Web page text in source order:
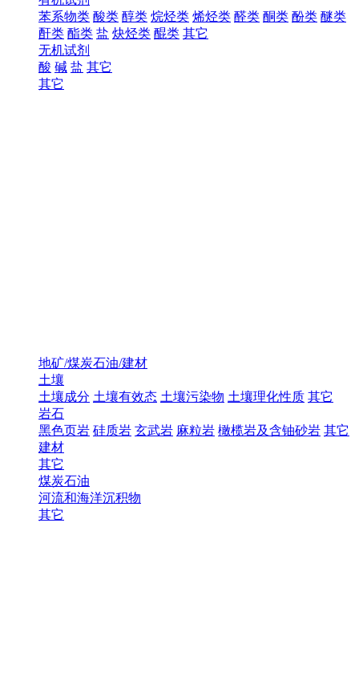
苯系物类 酸类 醇类 烷烃类 烯烃类 醛类 酮类 酚类 醚类
酐类 酯类 盐 炔烃类 醌类 其它
无机试剂
酸 碱 盐 其它
其它
地矿/煤炭石油/建材
土壤
土壤成分 土壤有效态 土壤污染物 土壤理化性质 其它
岩石
黑色页岩 硅质岩 玄武岩 麻粒岩 橄榄岩及含铀砂岩 其它
建材
其它
煤炭石油
河流和海洋沉积物
其它